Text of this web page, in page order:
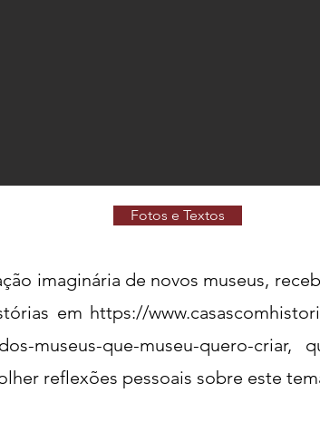
Fotos e Textos
imaginária de novos museus,
em https://
museus-que-museu-quero-criar,
reflexões pessoais sobre este